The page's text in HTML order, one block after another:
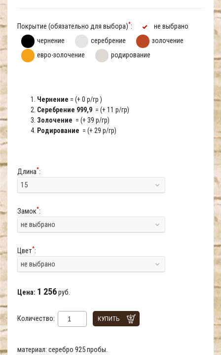
Покрытие (обязательно для выбора)*:
не выбрано
чернение
серебрение
золочение
евро-золочение
родирование
Чернение = (+ 0 р/гр )
Серебрение 999,9 = (+ 11 р/гр)
Золочение = (+ 39 р/гр)
Родирование = (+ 29 р/гр)
Длина*:
15
Замок*:
не выбрано
Цвет*:
не выбрано
Цена: 1 256руб.
Количество: КУПИТЬ
материал: серебро 925 пробы.